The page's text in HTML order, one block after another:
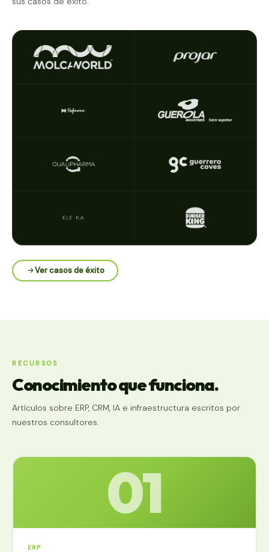
Ver casos de éxito
RECURSOS
Conocimiento que funciona.
Artículos sobre ERP, CRM, IA e infraestructura escritos por
nuestros consultores.
01
ERP